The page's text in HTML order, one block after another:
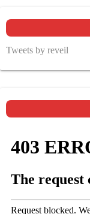
Tweets by reveil